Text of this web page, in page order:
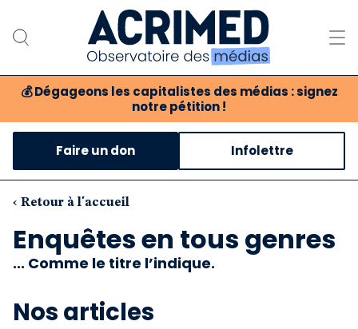
💰 Dégageons les capitalistes des médias : signez
notre pétition !
Notre association
Notre critique des médias
Nos propositions
Notre revue
Faire un don Infolettre
‹ Retour à l'accueil
Enquêtes en tous genres
... Comme le titre l’indique.
Nos articles